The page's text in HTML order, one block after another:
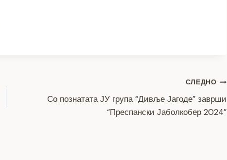
СЛЕДНО
Со познатата ЈУ група “Дивље Јагоде” заврши
“Преспански Јаболкобер 2024”